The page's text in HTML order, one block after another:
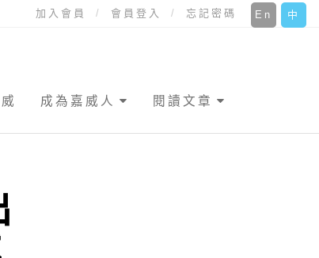
中
En
加入會員 會員登入 忘記密碼
成為嘉威人 閱讀文章